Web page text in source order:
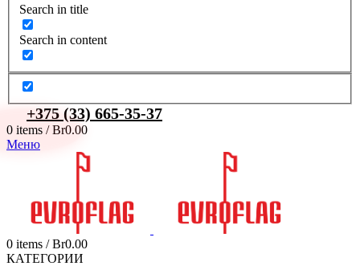
Search in title
Search in content
+375 (33) 665-35-37
0 items / Br0.00
Меню
0 items / Br0.00
КАТЕГОРИИ